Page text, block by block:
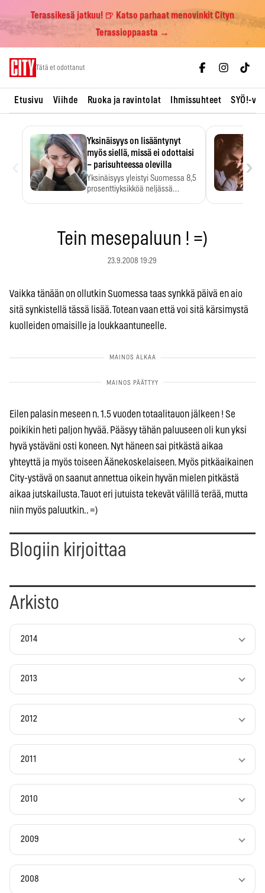
Terassikesä jatkuu! 🍺 Katso parhaat menovinkit Cityn
Terassioppaasta →
Tätä et odottanut
Etusivu Viihde Ruoka ja ravintolat Ihmissuhteet SYÖ!-
Yksinäisyys on lisääntynyt
myös siellä, missä ei odottaisi
– parisuhteessa olevilla
Yksinäisyys yleistyi Suomessa 8,5
prosenttiyksikköä neljässä
›
Tein mesepaluun ! =)
23.9.2008 19:29
Vaikka tänään on ollutkin Suomessa taas synkkä päivä en aio
sitä synkistellä tässä lisää. Totean vaan että voi sitä kärsimystä
kuolleiden omaisille ja loukkaantuneelle.
Eilen palasin meseen n. 1.5 vuoden totaalitauon jälkeen ! Se
poikikin heti paljon hyvää. Pääsyy tähän paluuseen oli kun yksi
hyvä ystäväni osti koneen. Nyt häneen sai pitkästä aikaa
yhteyttä ja myös toiseen Äänekoskelaiseen. Myös pitkäaikainen
City-ystävä on saanut annettua oikein hyvän mielen pitkästä
aikaa jutskailusta. Tauot eri jutuista tekevät välillä terää, mutta
niin myös paluutkin.. =)
Blogiin kirjoittaa
Arkisto
2014
2013
2012
2011
2010
2009
2008